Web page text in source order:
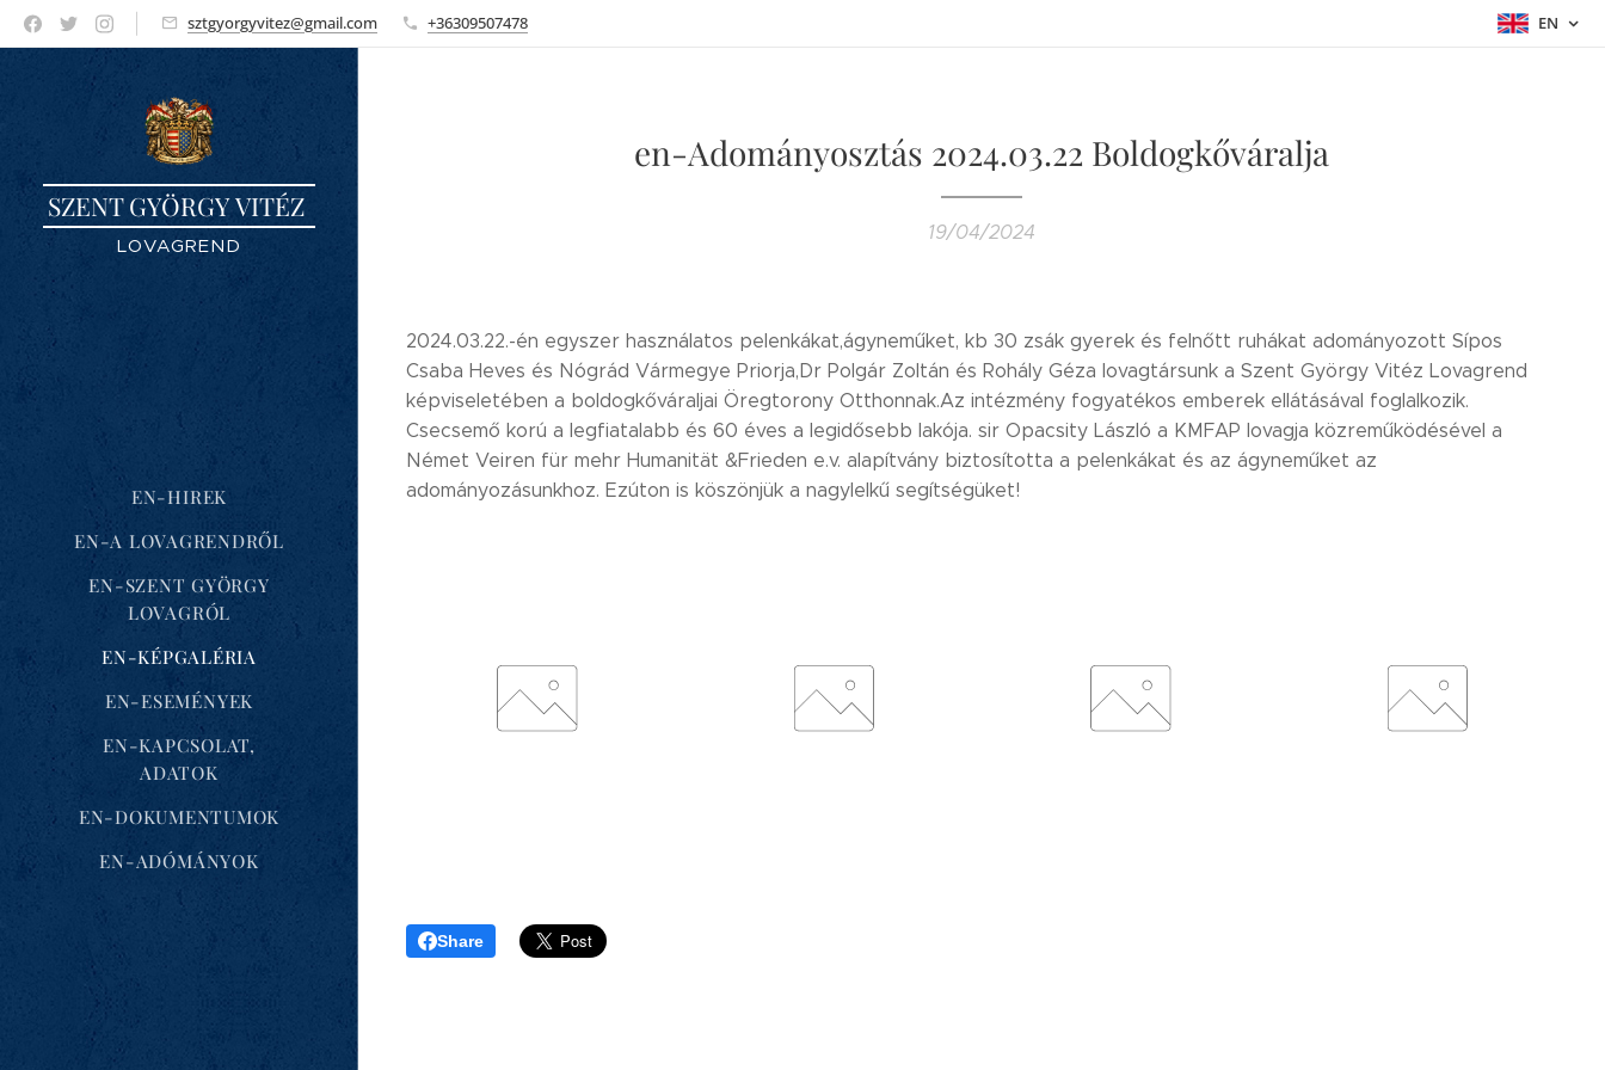
sztgyorgyvitez@gmail.com +36309507478 EN
SZENT GYÖRGY VITÉZ
LOVAGREND
EN-HIREK
EN-A LOVAGRENDRŐL
EN-SZENT GYÖRGY
LOVAGRÓL
EN-KÉPGALÉRIA
EN-ESEMÉNYEK
EN-KAPCSOLAT,
ADATOK
EN-DOKUMENTUMOK
EN-ADÓMÁNYOK
en-Adományosztás 2024.03.22 Boldogkőváralja
19/04/2024
2024.03.22.-én egyszer használatos pelenkákat,ágyneműket, kb 30 zsák gyerek és felnőtt ruhákat adományozott Sípos
Csaba Heves és Nógrád Vármegye Priorja,Dr Polgár Zoltán és Rohály Géza lovagtársunk a Szent György Vitéz Lovagrend
képviseletében a boldogkőváraljai Öregtorony Otthonnak.Az intézmény fogyatékos emberek ellátásával foglalkozik.
Csecsemő korú a legfiatalabb és 60 éves a legidősebb lakója. sir Opacsity László a KMFAP lovagja közreműködésével a
Német Veiren für mehr Humanität &Frieden e.v. alapítvány biztosította a pelenkákat és az ágyneműket az
adományozásunkhoz. Ezúton is köszönjük a nagylelkű segítségüket!
Share